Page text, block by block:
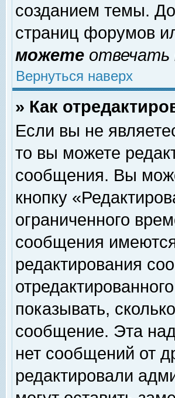
созданием темы.
страниц форумов
можете отвечать
Вернуться наверх
» Как
Если вы не
то вы можете
сообщения. Вы
кнопку
ограниченного
сообщения
редактирования
показывать,
сообщение. Эта
нет сообщений от
редактировали